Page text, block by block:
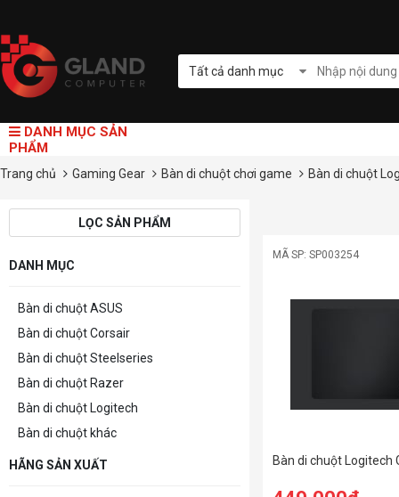
Tất cả danh mục
DANH MỤC SẢN
PHẨM
Trang chủ Gaming Gear Bàn di chuột chơi game Bàn di chuột
LỌC SẢN PHẨM
DANH MỤC
Bàn di chuột ASUS
Bàn di chuột Corsair
Bàn di chuột Steelseries
Bàn di chuột Razer
Bàn di chuột Logitech
Bàn di chuột khác
HÃNG SẢN XUẤT
MÃ SP: SP003254
Bàn di chuột Logitech